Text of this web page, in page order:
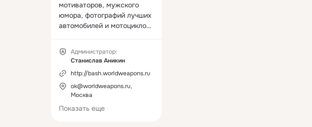
мотиваторов, мужского
юмора, фотографий лучших
автомобилей и мотоциклов,
техники и оружия... и
многое другое.
Группа с Мужским
характером - только для
настоящих мужчин и их
милых дам.
Администратор:
Станислав Аникин
http://bash.worldweapons.ru
ok@worldweapons.ru,
Москва
Показать еще